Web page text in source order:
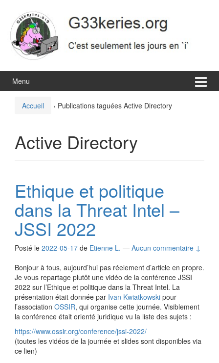
contenu
menu
principal
Menu
Accueil › Publications taguées Active Directory
Active Directory
Ethique et politique
dans la Threat Intel –
JSSI 2022
Posté le 2022-05-17 de Etienne L. — Aucun commentaire ↓
Bonjour à tous, aujourd’hui pas réelement d’article en propre.
Je vous repartage plutôt une vidéo de la conférence JSSI
2022 sur l’Ethique et politique dans la Threat Intel. La
présentation était donnée par Ivan Kwiatkowski pour
l’association OSSIR, qui organise cette journée. Visiblement
la conférence était orienté juridique vu la liste des sujets :
https://www.ossir.org/conference/jssi-2022/
(toutes les vidéos de la journée et slides sont disponibles via
ce lien)